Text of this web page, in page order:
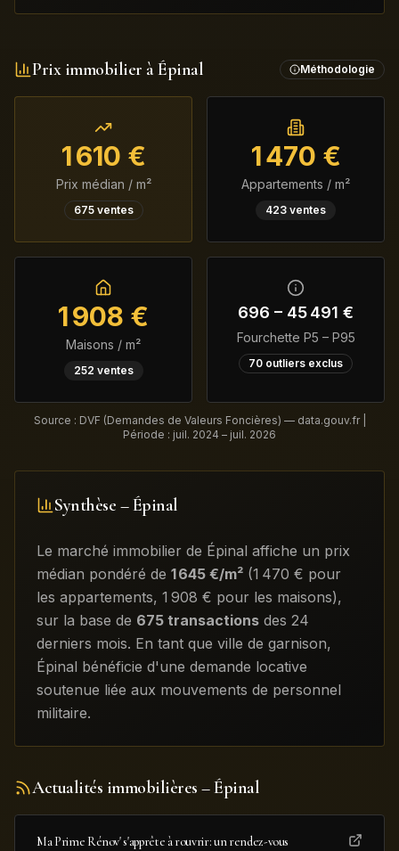
Prix immobilier àÉpinal Méthodologie
1 610 €
Prix médian / m²
675ventes
1 470 €
Appartements / m²
423 ventes
1 908 €
Maisons / m²
252 ventes
696 – 45 491 €
Fourchette P5 – P95
70 outliers exclus
Source : DVF (Demandes de Valeurs Foncières) — data.gouv.fr |
Période : juil. 2024 – juil. 2026
Synthèse –Épinal
Le marché immobilier de Épinal affiche un prix
médian pondéré de 1 645 €/m² (1 470 € pour
les appartements, 1 908 € pour les maisons),
sur la base de 675 transactions des 24
derniers mois. En tant que ville de garnison,
Épinal bénéficie d'une demande locative
soutenue liée aux mouvements de personnel
militaire.
Actualités immobilières – Épinal
Ma Prime Rénov' s'apprête à rouvrir: un rendez-vous